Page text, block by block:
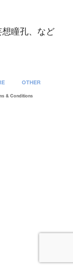
瞳孔、など
OTHER
& Conditions